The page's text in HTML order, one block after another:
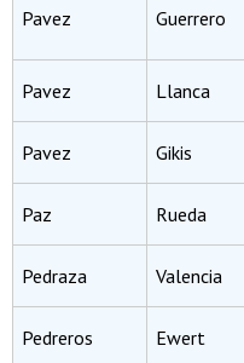
Pavez Guerrero
Pavez Llanca
Pavez Gikis
Paz Rueda
Pedraza Valencia
Pedreros Ewert